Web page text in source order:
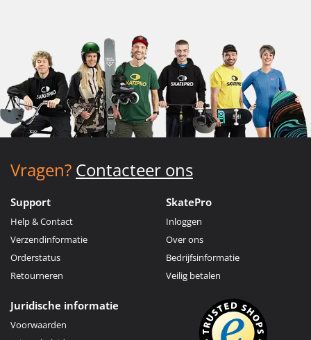
Vragen? Contacteer ons
Support
Help & Contact
Verzendinformatie
Orderstatus
Retourneren
SkatePro
Inloggen
Over ons
Bedrijfsinformatie
Veilig betalen
Juridische informatie
Voorwaarden